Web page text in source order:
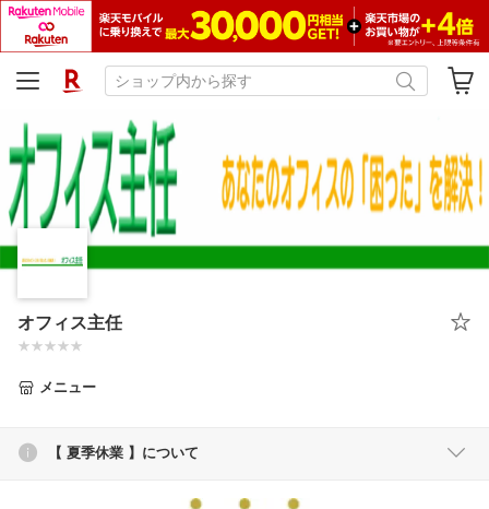
オフィス主任
メニュー
【 夏季休業 】について